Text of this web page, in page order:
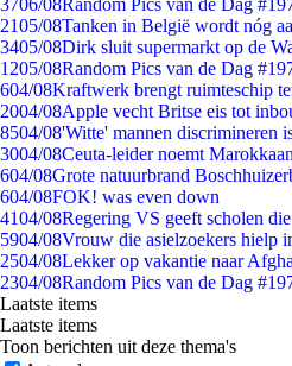
3706/08Random Pics van de Dag
2105/08Tanken in België wordt nóg
3405/08Dirk sluit supermarkt op de
1205/08Random Pics van de Dag
604/08Kraftwerk brengt ruimteschip
2004/08Apple vecht Britse eis tot
8504/08'Witte' mannen discrimineren
3004/08Ceuta-leider noemt
604/08Grote natuurbrand
604/08FOK! was even down
4104/08Regering VS geeft scholen
5904/08Vrouw die asielzoekers hielp
2504/08Lekker op vakantie naar
2304/08Random Pics van de Dag
Laatste items
Laatste items
Toon berichten uit deze thema's